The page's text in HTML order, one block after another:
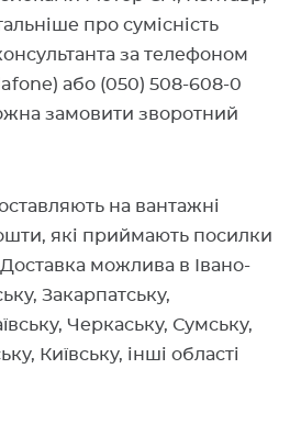
про сумісність
за телефоном
або (050) 508-608-0
замовити зворотний
на вантажні
які приймають посилки
можлива в Івано-
Закарпатську,
Черкаську, Сумську,
Київську, інші області